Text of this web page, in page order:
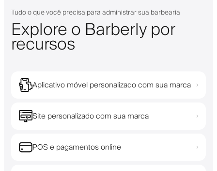
Tudo o que você precisa para administrar sua barbearia
Explore o Barberly por
recursos
Aplicativo móvel personalizado com sua marca ›
Site personalizado com sua marca ›
POS e pagamentos online ›